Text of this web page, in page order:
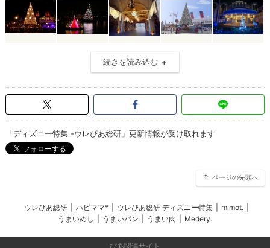
続きを読み込む
「ディズニー特集 -ウレぴあ総研」更新情報が受け取れます
ページの先頭へ
ウレぴあ総研 ハピママ* ウレぴあ総研 ディズニー特集 mimot.
うまいめし
うまいパン うまい肉 Medery.
ぴあ関連サイト